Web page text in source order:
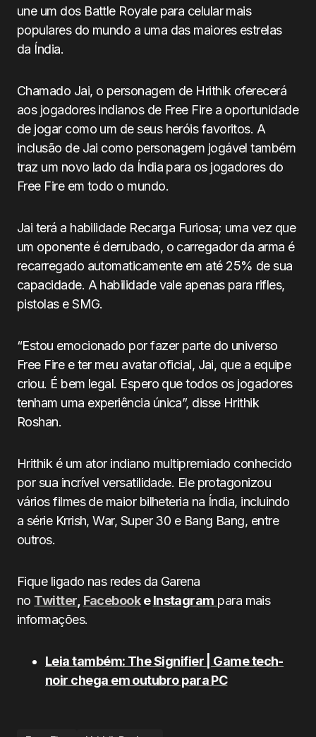
une um dos Battle Royale para celular mais
populares do mundo a uma das maiores estrelas
da Índia.
Chamado Jai, o personagem de Hrithik oferecerá
aos jogadores indianos de Free Fire a oportunidade
de jogar como um de seus heróis favoritos. A
inclusão de Jai como personagem jogável também
traz um novo lado da Índia para os jogadores do
Free Fire em todo o mundo.
Jai terá a habilidade Recarga Furiosa; uma vez que
um oponente é derrubado, o carregador da arma é
recarregado automaticamente em até 25% de sua
capacidade. A habilidade vale apenas para rifles,
pistolas e SMG.
“Estou emocionado por fazer parte do universo
Free Fire e ter meu avatar oficial, Jai, que a equipe
criou. É bem legal. Espero que todos os jogadores
tenham uma experiência única”, disse Hrithik
Roshan.
Hrithik é um ator indiano multipremiado conhecido
por sua incrível versatilidade. Ele protagonizou
vários filmes de maior bilheteria na Índia, incluindo
a série Krrish, War, Super 30 e Bang Bang, entre
outros.
Fique ligado nas redes da Garena
no Twitter, FacebookeInstagram para mais
informações.
Leia também: The Signifier | Game tech-
noir chega em outubro para PC